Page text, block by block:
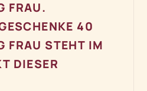
FRAU.
40
FRAU STEHT IM
DIESER